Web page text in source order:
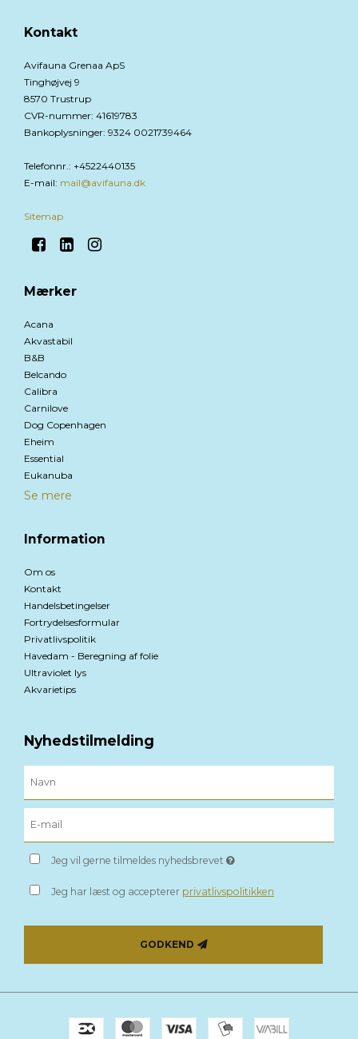
Kontakt
Avifauna Grenaa ApS
Tinghøjvej 9
8570 Trustrup
CVR-nummer: 41619783
Bankoplysninger: 9324 0021739464
Telefonnr. : +4522440135
E-mail: mail@avifauna.dk
Sitemap
Mærker
Acana
Akvastabil
B&B
Belcando
Calibra
Carnilove
Dog Copenhagen
Eheim
Essential
Eukanuba
Se mere
Information
Om os
Kontakt
Handelsbetingelser
Fortrydelsesformular
Privatlivspolitik
Havedam - Beregning af folie
Ultraviolet lys
Akvarietips
Nyhedstilmelding
Jeg vil gerne tilmeldes nyhedsbrevet
Jeg har læst og accepterer privatlivspolitikken
GODKEND